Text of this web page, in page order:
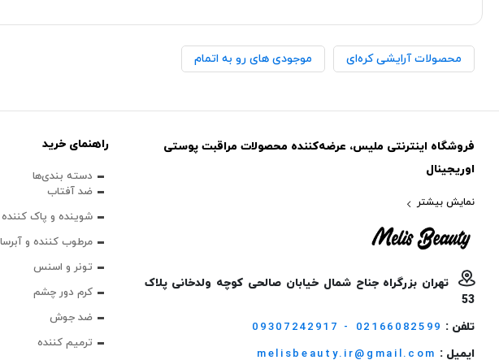
محصولات آرایشی کره‌ای موجودی های رو به اتمام
فروشگاه اینترنتی ملیس، عرضه‌کننده محصولات مراقبت پوستی
اوریجینال
نمایش بیشتر
تهران بزرگراه جناح شمال خیابان صالحی کوچه ولدخانی پلاک
53
تلفن : 09307242917 - 02166082599
ایمیل : melisbeauty.ir@gmail.com
راهنمای خرید
دسته بندی‌ها
ضد آفتاب
شوینده و پاک‌
مرطوب کننده و
تونر و اسنس
کرم دور چشم
ضد جوش
ترمیم کننده